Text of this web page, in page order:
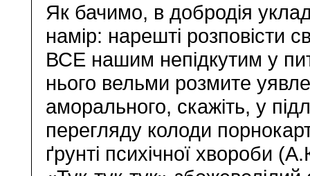
Як бачимо, в добродія
намір: нарешті розповісти
ВСЕ нашим непідкутим у
нього вельми розмите
аморального, скажіть, у
перегляду колоди
ґрунті психічної хвороби